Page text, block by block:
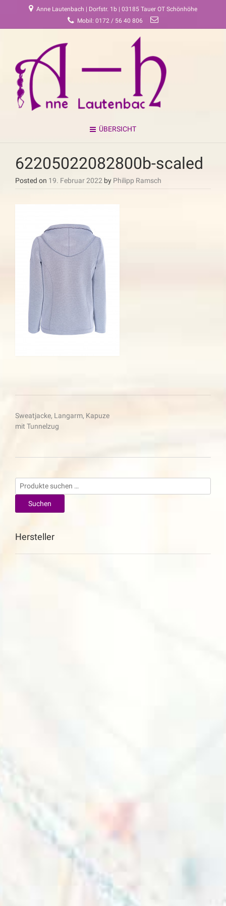
Anne Lautenbach | Dorfstr. 1b | 03185 Tauer OT Schönhöhe
Mobil: 0172 / 56 40 806
ÜBERSICHT
62205022082800b-scaled
Posted on 19. Februar 2022 by Philipp Ramsch
Beitragsnavigation
Sweatjacke, Langarm, Kapuze
mit Tunnelzug
Suchen
nach:
Suchen
Hersteller